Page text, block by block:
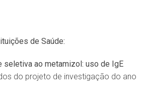
de Saúde:
seletiva ao metamizol: uso de IgE
do projeto de investigação do ano